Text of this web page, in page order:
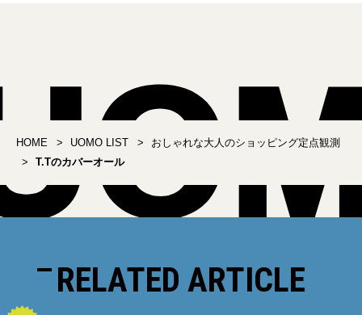
HOME UOMO LIST
おしゃれな大人のショッピング定点観測
T.Tのカバーオール
RELATED ARTICLE